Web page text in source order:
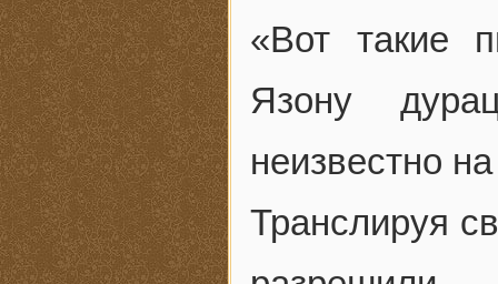
«Вот такие
Язону
неизвестно
Транслируя